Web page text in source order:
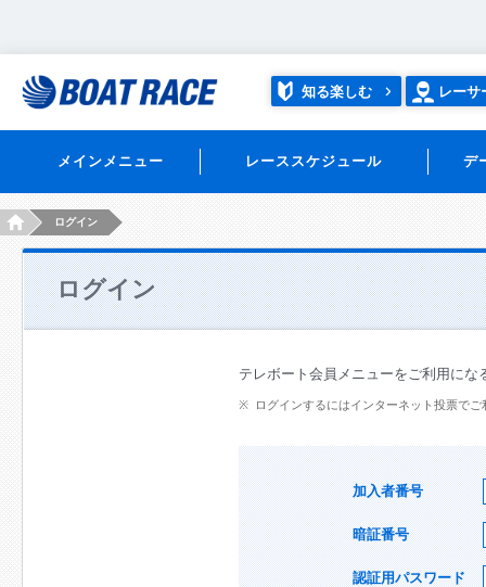
知る楽しむ レーサ
メインメニュー レーススケジュール デ
HOMEログイン
ログイン
テレボート会員メニューをご利用にな
ログインするにはインターネット投票で
加入者番号
暗証番号
認証用パスワード